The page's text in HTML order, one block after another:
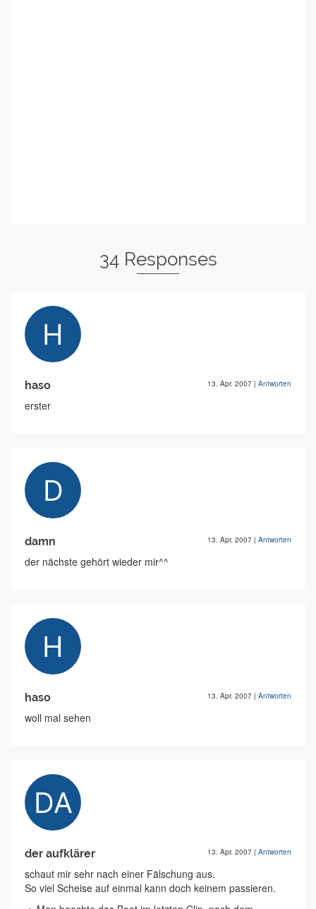
34 Responses
haso 13. Apr. 2007 | Antworten
erster
damn 13. Apr. 2007 | Antworten
der nächste gehört wieder mir^^
haso 13. Apr. 2007 | Antworten
woll mal sehen
der aufklärer 13. Apr. 2007 | Antworten
schaut mir sehr nach einer Fälschung aus.
So viel Scheise auf einmal kann doch keinem passieren.